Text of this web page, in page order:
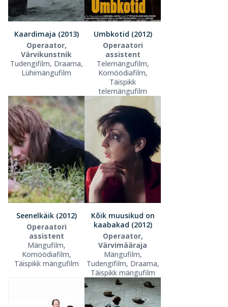
Kaardimaja (2013)
Operaator,
Värvikunstnik
Tudengifilm, Draama,
Lühimängufilm
Umbkotid (2012)
Operaatori
assistent
Telemängufilm,
Komöödiafilm,
Täispikk
telemängufilm
Seenelkäik (2012)
Operaatori
assistent
Mängufilm,
Komöödiafilm,
Täispikk mängufilm
Kõik muusikud on
kaabakad (2012)
Operaator,
Värvimääraja
Mängufilm,
Tudengifilm, Draama,
Täispikk mängufilm